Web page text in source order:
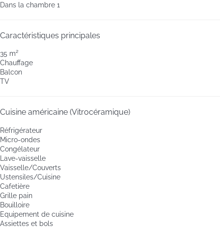
Dans la chambre 1
Caractéristiques principales
35 m²
Chauffage
Balcon
TV
Cuisine américaine (Vitrocéramique)
Réfrigérateur
Micro-ondes
Congélateur
Lave-vaisselle
Vaisselle/Couverts
Ustensiles/Cuisine
Cafetière
Grille pain
Bouilloire
Equipement de cuisine
Assiettes et bols